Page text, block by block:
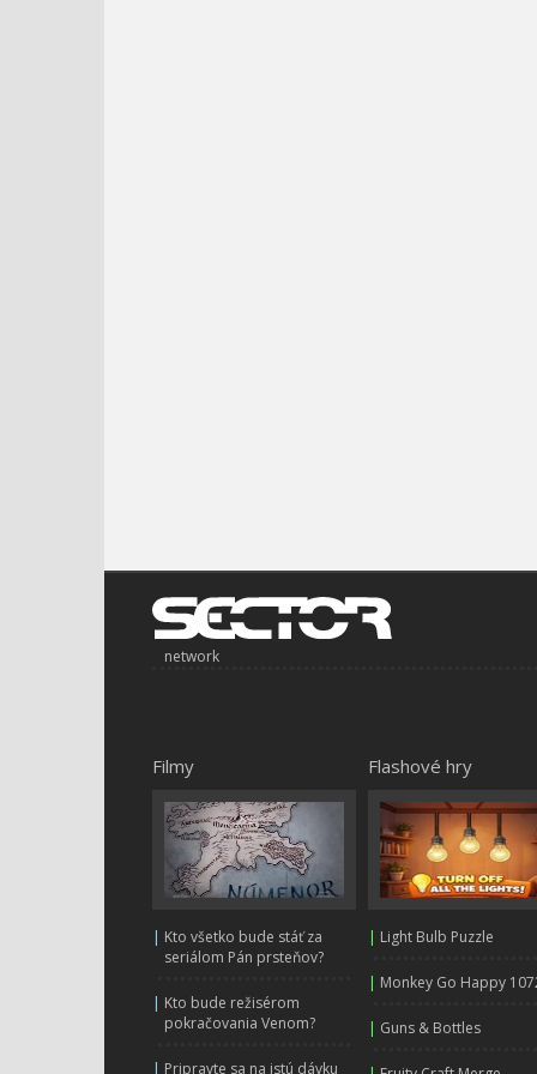
network
Filmy
| Kto všetko bude stáť za
seriálom Pán prsteňov?
| Kto bude režisérom
pokračovania Venom?
| Pripravte sa na istú dávku
Flashové hry
| Light Bulb Puzzle
| Monkey Go Happy
| Guns & Bottles